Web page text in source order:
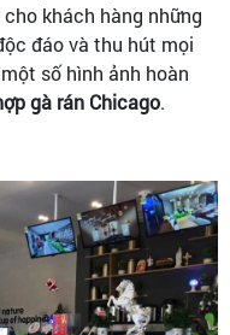
khách hàng những
đáo và thu hút mọi
số hình ảnh hoàn
gà rán Chicago.